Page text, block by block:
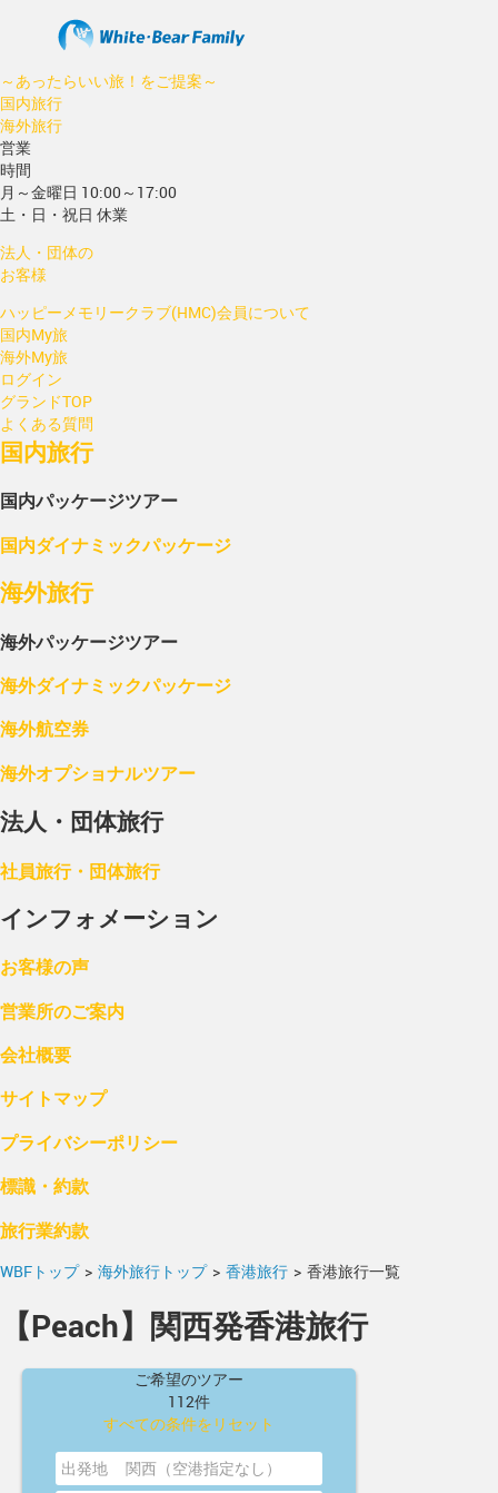
～あったらいい旅！をご提案～
国内旅行
海外旅行
営業
時間
月～金曜日 10:00～17:00
土・日・祝日 休業
法人・団体の
お客様
ハッピーメモリークラブ(HMC)会員について
国内My旅
海外My旅
ログイン
グランドTOP
よくある質問
国内旅行
国内パッケージツアー
国内ダイナミックパッケージ
海外旅行
海外パッケージツアー
海外ダイナミックパッケージ
海外航空券
海外オプショナルツアー
法人・団体旅行
社員旅行・団体旅行
インフォメーション
お客様の声
営業所のご案内
会社概要
サイトマップ
プライバシーポリシー
標識・約款
旅行業約款
WBFトップ > 海外旅行トップ > 香港旅行 > 香港旅行一覧
【Peach】関西発香港旅行
ご希望のツアー
112件
すべての条件をリセット
出発地
関西（空港指定なし）